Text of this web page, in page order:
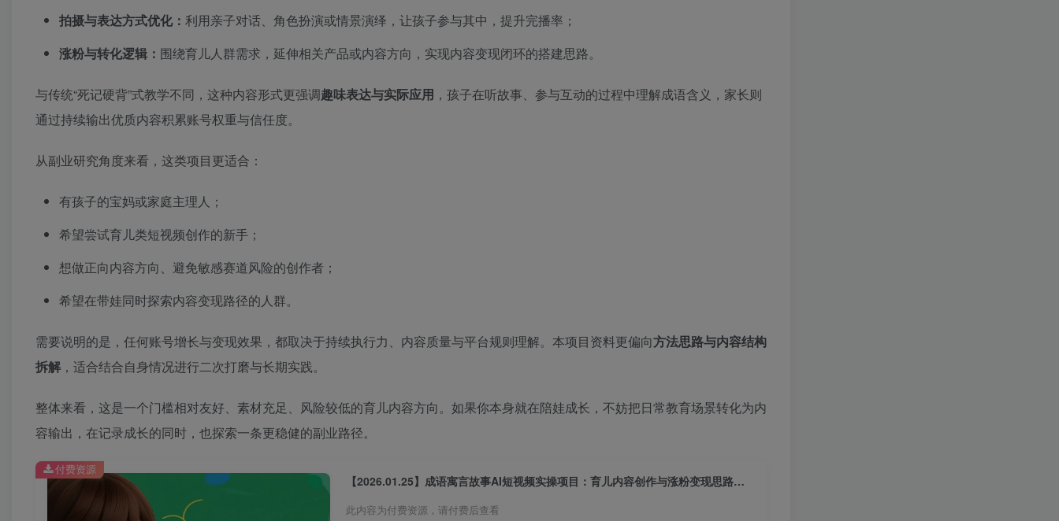
拍摄与表达方式优化： 利用亲子对话、角色扮演或情景演绎，让孩子参与其中，提升完播率；
涨粉与转化逻辑： 围绕育儿人群需求，延伸相关产品或内容方向，实现内容变现闭环的搭建思路。
与传统“死记硬背”式教学不同，这种内容形式更强调趣味表达与实际应用 ，孩子在听故事、参与互动的过程中理解成语含义，家长则
通过持续输出优质内容积累账号权重与信任度。
从副业研究角度来看，这类项目更适合：
有孩子的宝妈或家庭主理人；
希望尝试育儿类短视频创作的新手；
想做正向内容方向、避免敏感赛道风险的创作者；
希望在带娃同时探索内容变现路径的人群。
需要说明的是，任何账号增长与变现效果，都取决于持续执行力、内容质量与平台规则理解。本项目资料更偏向方法思路与内容结构
拆解 ，适合结合自身情况进行二次打磨与长期实践。
整体来看，这是一个门槛相对友好、素材充足、风险较低的育儿内容方向。如果你本身就在陪娃成长，不妨把日常教育场景转化为内
容输出，在记录成长的同时，也探索一条更稳健的副业路径。
【2026.01.25】成语寓言故事AI短视频实操项目：育儿内容创作与涨粉变现思路拆解
此内容为付费资源，请付费后查看
付费资源